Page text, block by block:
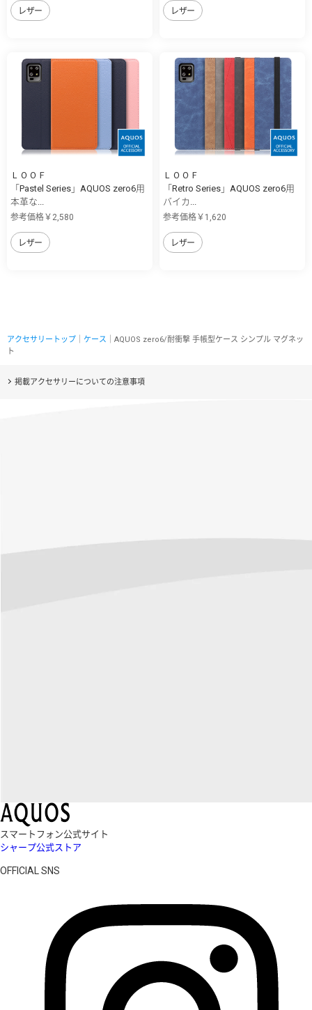
レザー レザー
ＬＯＯＦ
「Pastel Series」AQUOS zero6用
本革な...
参考価格￥2,580
レザー
ＬＯＯＦ
「Retro Series」AQUOS zero6用
バイカ...
参考価格￥1,620
レザー
アクセサリートップ ケース ｜AQUOS zero6/耐衝撃 手帳型ケース シンプル マグネッ
ト
掲載アクセサリーについての注意事項
スマートフォン公式サイト
シャープ公式ストア
OFFICIAL SNS